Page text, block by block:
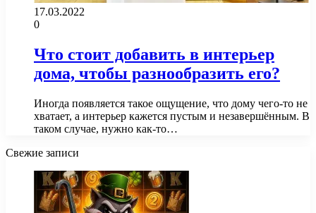
17.03.2022
0
Что стоит добавить в интерьер
дома, чтобы разнообразить его?
Иногда появляется такое ощущение, что дому чего-то не
хватает, а интерьер кажется пустым и незавершённым. В
таком случае, нужно как-то…
Свежие записи